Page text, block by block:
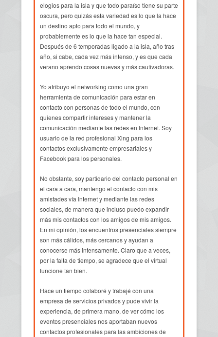
elogios para la isla y que todo paraíso tiene su parte
oscura, pero quizás esta variedad es lo que la hace
un destino apto para todo el mundo, y
probablemente es lo que la hace tan especial.
Después de 6 temporadas ligado a la isla, año tras
año, si cabe, cada vez más intenso, y es que cada
verano aprendo cosas nuevas y más cautivadoras.
Yo atribuyo el networking como una gran
herramienta de comunicación para estar en
contacto con personas de todo el mundo, con
quienes compartir intereses y mantener la
comunicación mediante las redes en Internet. Soy
usuario de la red profesional Xing para los
contactos exclusivamente empresariales y
Facebook para los personales.
No obstante, soy partidario del contacto personal en
el cara a cara, mantengo el contacto con mis
amistades vía Internet y mediante las redes
sociales, de manera que incluso puedo expandir
más mis contactos con los amigos de mis amigos.
En mi opinión, los encuentros presenciales siempre
son más cálidos, más cercanos y ayudan a
conocerse más intensamente. Claro que a veces,
por la falta de tiempo, se agradece que el virtual
funcione tan bien.
Hace un tiempo colaboré y trabajé con una
empresa de servicios privados y pude vivir la
experiencia, de primera mano, de ver cómo los
eventos presenciales nos aportaban nuevos
contactos profesionales para las ambiciones de